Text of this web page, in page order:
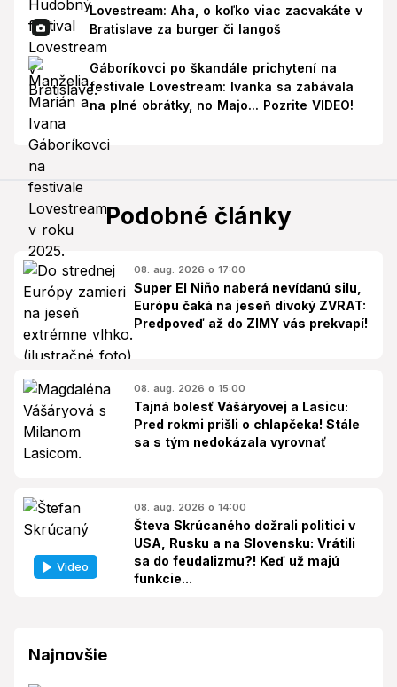
Lovestream: Aha, o koľko viac zacvakáte v
Bratislave za burger či langoš
Gáboríkovci po škandále prichytení na
festivale Lovestream: Ivanka sa zabávala
na plné obrátky, no Majo... Pozrite VIDEO!
Podobné články
08. aug. 2026 o 17:00
Super El Niño naberá nevídanú silu,
Európu čaká na jeseň divoký ZVRAT:
Predpoveď až do ZIMY vás prekvapí!
08. aug. 2026 o 15:00
Tajná bolesť Vášáryovej a Lasicu:
Pred rokmi prišli o chlapčeka! Stále
sa s tým nedokázala vyrovnať
Video
08. aug. 2026 o 14:00
Števa Skrúcaného dožrali politici v
USA, Rusku a na Slovensku: Vrátili
sa do feudalizmu?! Keď už majú
funkcie...
Najnovšie